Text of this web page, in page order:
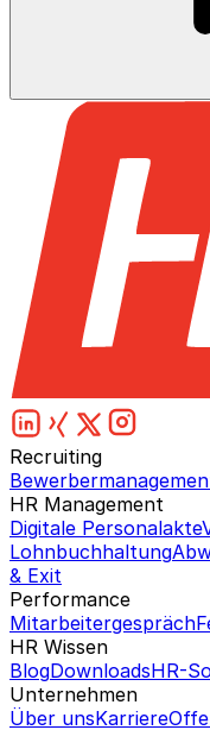
Recruiting
HR Management
Digitale Personalakte
Lohnbuchhaltung
& Exit
Performance
Mitarbeitergespräch
HR Wissen
BlogDownloadsHR-
Unternehmen
Über unsKarriere